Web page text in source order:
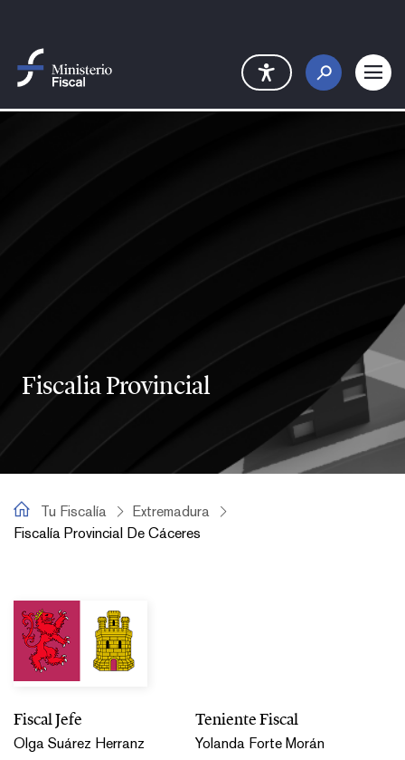
Fiscalia Provincial
Tu Fiscalía
Tu Fiscalía
Extremadura
Fiscalía Provincial De Cáceres
Fiscal Jefe
Olga Suárez Herranz
Teniente Fiscal
Yolanda Forte Morán